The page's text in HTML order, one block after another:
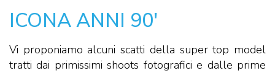
ICONA ANNI 90′
Vi proponiamo alcuni scatti della super top model
tratti dai primissimi shoots fotografici e dalle prime